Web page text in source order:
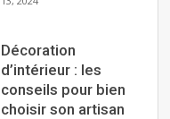
Décoration
d’intérieur : les
conseils pour bien
choisir son artisan